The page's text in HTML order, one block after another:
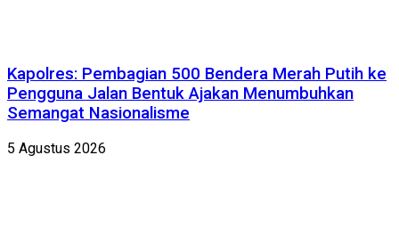
Kapolres: Pembagian 500 Bendera Merah Putih ke
Pengguna Jalan Bentuk Ajakan Menumbuhkan
Semangat Nasionalisme
5 Agustus 2026